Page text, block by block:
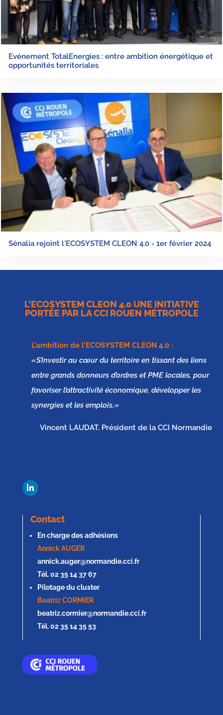
Evénement TotalEnergies : entre ambition énergétique et
opportunités territoriales
Sénalia rejoint l'ECOSYSTEM CLEON 4.0 - 1er février 2024
L’ECOSYSTEM CLEON 4.0 UNE INITIATIVE
PORTÉE PAR LA CCI ROUEN MÉTROPOLE
L’ambition de l’ECOSYSTEM CLEON 4.0:
« S’investir au cœur du territoire en tissant des liens
entre grands donneurs d’ordres et PME locales, pour
favoriser l’attractivité économique, développer les
synergies et les emplois. »
Vincent LAUDAT, Président de la CCI Normandie
Contact
En charge des adhésions
Annick AUGER
annick.auger@normandie.cci.fr
Tél. 02 35 14 37 67
Pilotage du cluster
Beatriz CORMIER
beatriz.cormier@normandie.cci.fr
Tél. 02 35 14 35 53